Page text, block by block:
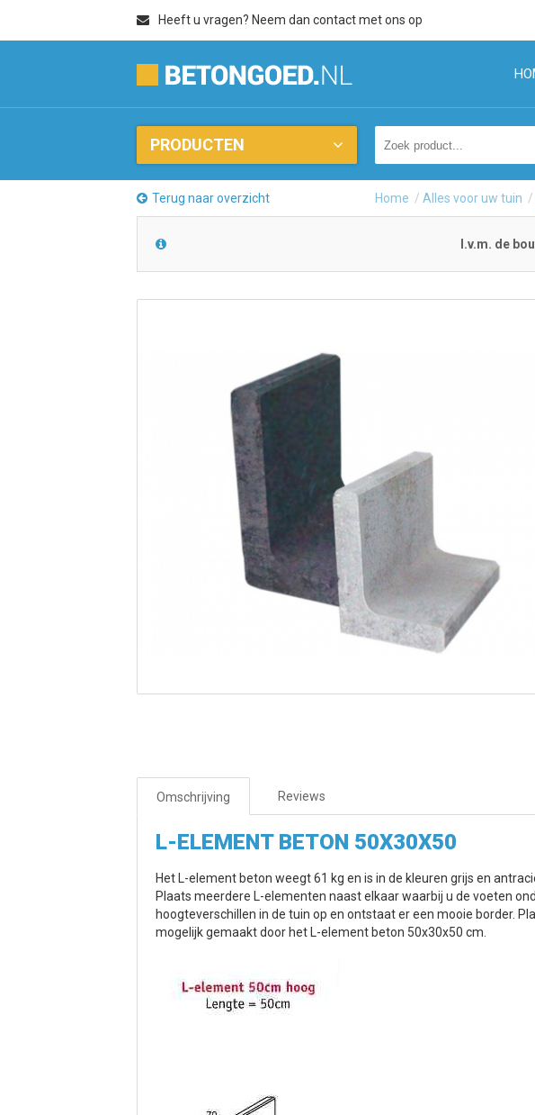
Heeft u vragen? Neem dan contact met ons op
PRODUCTEN
Terug naar overzicht Home / Alles voor uw tuin /
I.v.m. de
Omschrijving Reviews
L-ELEMENT BETON 50X30X50
Het L-element beton weegt 61 kg en is in de kleuren grijs en
Plaats meerdere L-elementen naast elkaar waarbij u de voeten
hoogteverschillen in de tuin op en ontstaat er een mooie border.
mogelijk gemaakt door het L-element beton 50x30x50 cm.